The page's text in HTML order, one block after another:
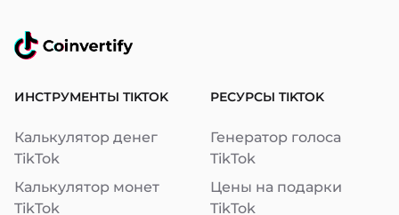
ИНСТРУМЕНТЫ TIKTOK
Калькулятор денег
TikTok
Калькулятор монет
TikTok
РЕСУРСЫ TIKTOK
Генератор голоса
TikTok
Цены на подарки
TikTok